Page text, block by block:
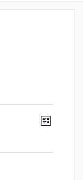
V
l
A
r
L
t